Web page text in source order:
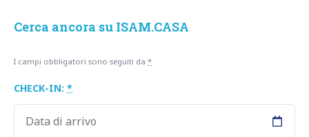
Cerca ancora su ISAM.CASA
I campi obbligatori sono seguiti da *
CHECK-IN: *